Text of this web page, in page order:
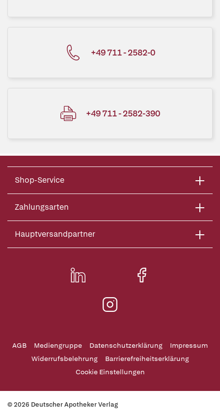
+49 711 - 2582-0
+49 711 - 2582-390
Shop-Service
Zahlungsarten
Hauptversandpartner
AGB Mediengruppe Datenschutzerklärung
Impressum
Widerrufsbelehrung
Barrierefreiheitserklärung
Cookie Einstellungen
© 2026 Deutscher Apotheker Verlag